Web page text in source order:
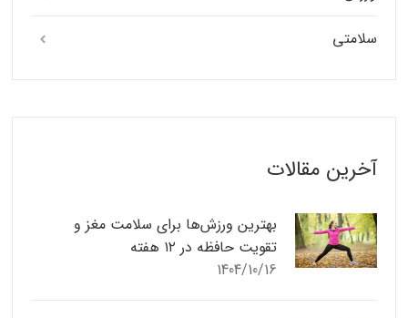
سلامتی
آخرین مقالات
بهترین ورزش‌ها برای سلامت مغز و
تقویت حافظه در ۱۲ هفته
1404/10/16